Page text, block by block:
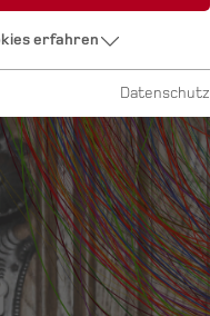
erfahren
Datenschutz